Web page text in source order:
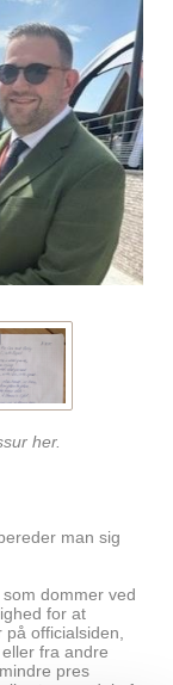
her.
man sig
dommer ved
for at
officialsiden,
fra andre
pres